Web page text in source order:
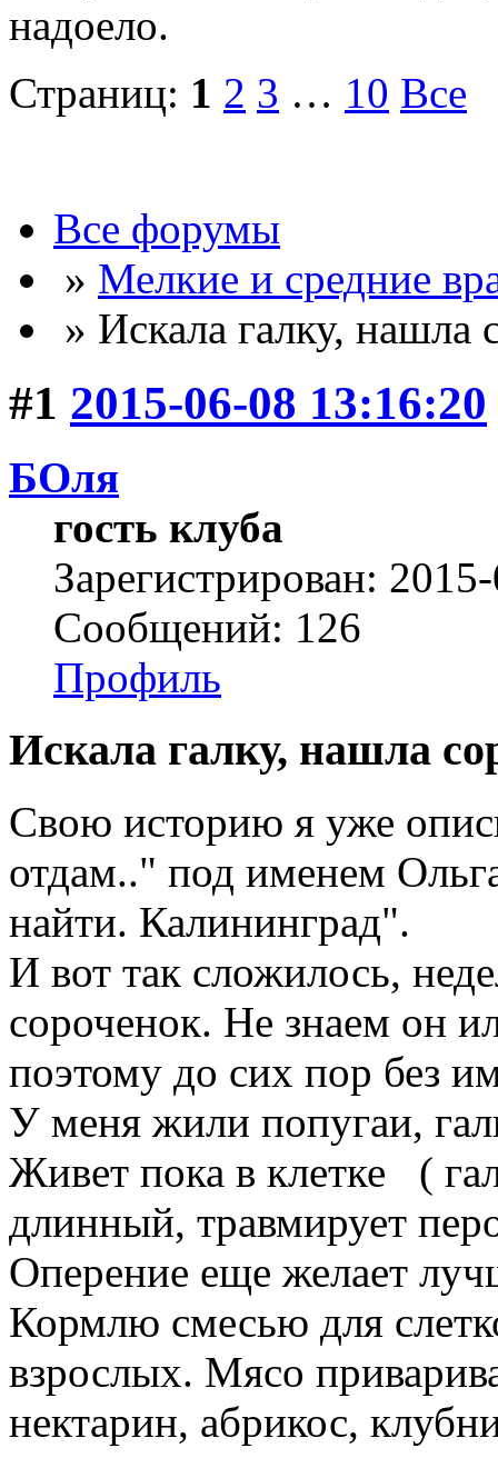
надоело.
Страниц: 1 2 3 … 10 Все
Все форумы
» Мелкие и средние
» Искала галку, нашла
#1 2015-06-08 13:16:20
БОля
гость клуба
Зарегистрирован:
Сообщений: 126
Профиль
Искала галку, нашла
Свою историю я уже
отдам.." под именем
найти. Калининград".
И вот так сложилось,
сороченок. Не знаем он
поэтому до сих пор без
У меня жили попугаи,
Живет пока в клетке (
длинный, травмирует
Оперение еще желает
Кормлю смесью для
взрослых. Мясо
нектарин, абрикос,